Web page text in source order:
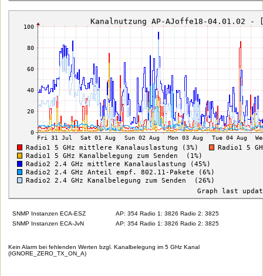
SNMP Instanzen ECA-ESZ
AP: 354 Radio 1: 3826 Radio 2: 3825
SNMP Instanzen ECA-JvN
AP: 354 Radio 1: 3826 Radio 2: 3825
Kein Alarm bei fehlenden Werten bzgl. Kanalbelegung im 5 GHz Kanal
(IGNORE_ZERO_TX_ON_A)